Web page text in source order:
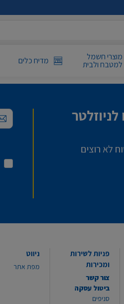
מוצרי חשמל
למטבח ולבית מדיח כלים
לא רוצים
פניות לשירות
ומכירות
צור קשר
ביטול עסקה
סניפים
ניווט
מפת אתר